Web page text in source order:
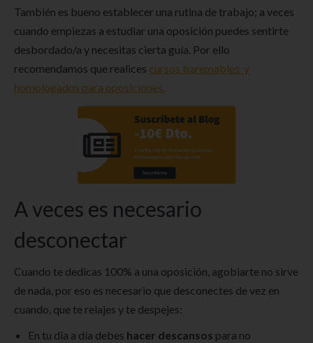
También es bueno establecer una rutina de trabajo; a veces
cuando empiezas a estudiar una oposición puedes sentirte
desbordado/a y necesitas cierta guía. Por ello
recomendamos que realices cursos baremables y
homologados para oposiciones.
A veces es necesario
desconectar
Cuando te dedicas 100% a una oposición, agobiarte no sirve
de nada, por eso es necesario que desconectes de vez en
cuando, que te relajes y te despejes:
En tu día a día debes hacer descansos para no